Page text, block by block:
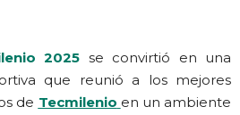
2025 se convirtió en una
que reunió a los mejores
de Tecmilenio en un ambiente